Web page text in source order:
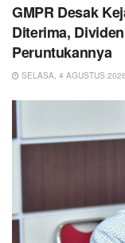
GMPR Desak
Diterima,
Peruntukannya
SELASA, 4 AGUSTUS 2026